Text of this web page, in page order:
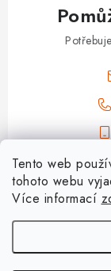
Tento web
tohoto webu
Více informací
Informace pro